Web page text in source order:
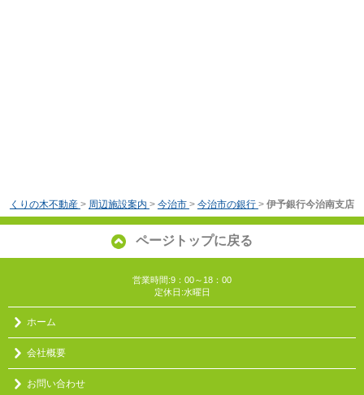
くりの木不動産 > 周辺施設案内 > 今治市 > 今治市の銀行 > 伊予銀行今治南支店
ページトップに戻る
営業時間:9：00～18：00
定休日:水曜日
ホーム
会社概要
お問い合わせ